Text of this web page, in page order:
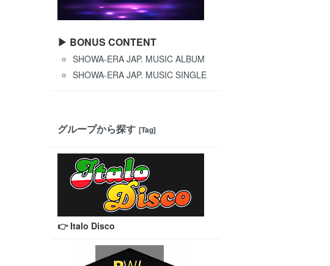
▶ BONUS CONTENT
SHOWA-ERA JAP. MUSIC ALBUM
SHOWA-ERA JAP. MUSIC SINGLE
グループから探す [Tag]
👉 Italo Disco